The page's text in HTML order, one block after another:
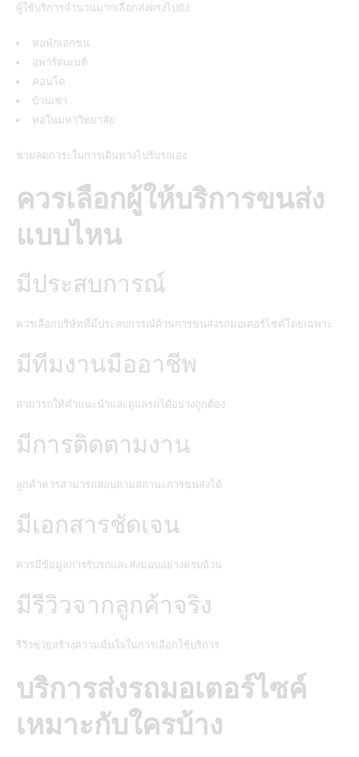
ผู้ใช้บริการจำนวนมากเลือกส่งตรงไปยัง
หอพักเอกชน
อพาร์ตเมนต์
คอนโด
บ้านเช่า
หอในมหาวิทยาลัย
ช่วยลดภาระในการเดินทางไปรับรถเอง
ควรเลือกผู้ให้บริการขนส่ง
แบบไหน
มีประสบการณ์
ควรเลือกบริษัทที่มีประสบการณ์ด้านการขนส่งรถมอเตอร์ไซค์โดยเฉพาะ
มีทีมงานมืออาชีพ
สามารถให้คำแนะนำและดูแลรถได้อย่างถูกต้อง
มีการติดตามงาน
ลูกค้าควรสามารถสอบถามสถานะการขนส่งได้
มีเอกสารชัดเจน
ควรมีข้อมูลการรับรถและส่งมอบอย่างครบถ้วน
มีรีวิวจากลูกค้าจริง
รีวิวช่วยสร้างความมั่นใจในการเลือกใช้บริการ
บริการส่งรถมอเตอร์ไซค์
เหมาะกับใครบ้าง